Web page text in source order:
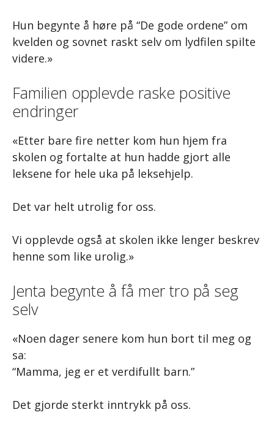
Hun begynte å høre på “De gode ordene” om
kvelden og sovnet raskt selv om lydfilen spilte
videre.»
Familien opplevde raske positive
endringer
«Etter bare fire netter kom hun hjem fra
skolen og fortalte at hun hadde gjort alle
leksene for hele uka på leksehjelp.
Det var helt utrolig for oss.
Vi opplevde også at skolen ikke lenger beskrev
henne som like urolig.»
Jenta begynte å få mer tro på seg
selv
«Noen dager senere kom hun bort til meg og
sa:
“Mamma, jeg er et verdifullt barn.”
Det gjorde sterkt inntrykk på oss.